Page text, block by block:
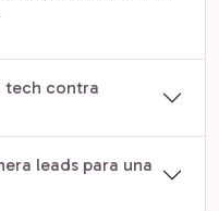
tech contra
leads para una